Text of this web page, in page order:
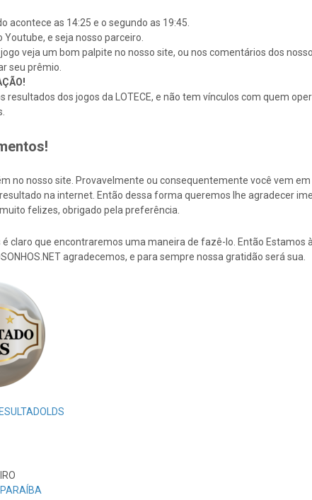
acontece as 14:25 e o segundo as 19:45.
Youtube, e seja nosso parceiro.
veja um bom palpite no nosso site, ou nos comentários dos
seu prêmio.
dos jogos da LOTECE, e não tem vínculos com quem
no nosso site. Provavelmente ou consequentemente você vem
na internet. Então dessa forma queremos lhe agradecer
felizes, obrigado pela preferência.
que encontraremos uma maneira de fazê-lo. Então Estamos
agradecemos, e para sempre nossa gratidão será sua.